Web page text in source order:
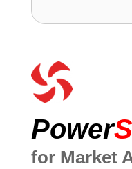
Power
for Market